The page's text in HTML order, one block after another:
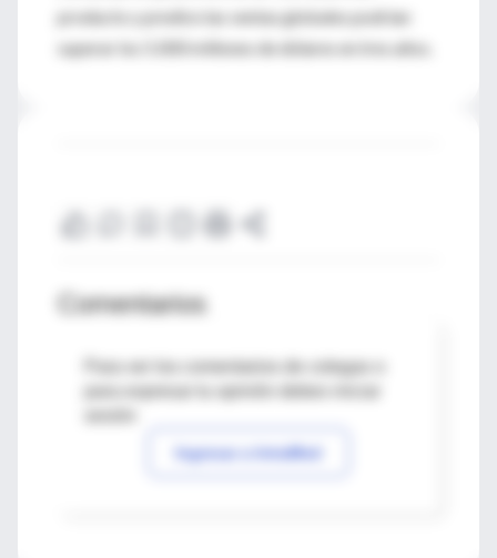
producto y predice las ventas globales podrían
superar los 5.000 millones de dólares en tres años.
Comentarios
Para ver los comentarios de colegas o
Ingresar a IntraMed